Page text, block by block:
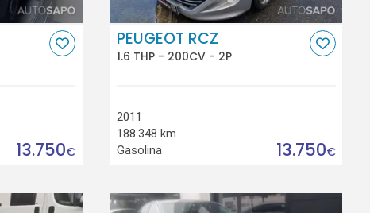
13.750€
PEUGEOT RCZ
1.6 THP - 200CV - 2P
2011
188.348 km
Gasolina
13.750€